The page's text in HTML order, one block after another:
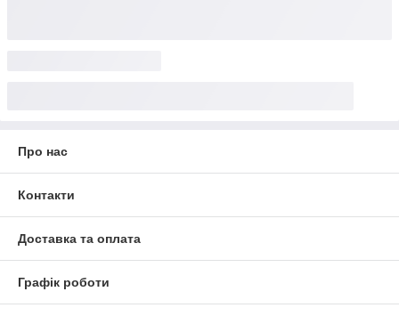
Про нас
Контакти
Доставка та оплата
Графік роботи